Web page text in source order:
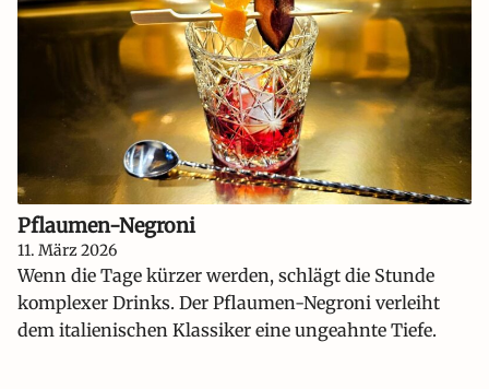
Pflaumen-Negroni
11. März 2026
Wenn die Tage kürzer werden, schlägt die Stunde
komplexer Drinks. Der Pflaumen-Negroni verleiht
dem italienischen Klassiker eine ungeahnte Tiefe.